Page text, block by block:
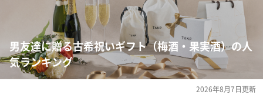
男友達に贈る古希祝いギフト（梅酒・果実酒）の人
気ランキング
2026年8月7日更新